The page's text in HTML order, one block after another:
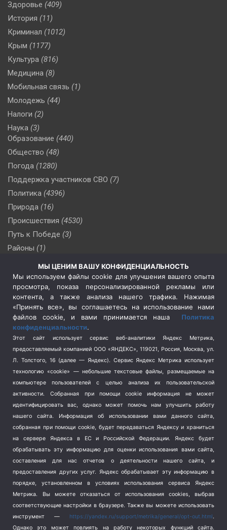
Здоровье (409)
История (11)
Криминал (1012)
Крым (1177)
Культура (816)
Медицина (8)
Мобильная связь (1)
Молодежь (44)
Налоги (2)
Наука (3)
Образование (440)
Общество (48)
Погода (1280)
Поддержка участников СВО (7)
Политика (4396)
Природа (16)
Происшествия (4530)
Путь к Победе (3)
Районы (1)
(510)
Сельское хозяйство (3)
Социальная политика
(3)
Спецоперация в Украине
Спецоперация на Украине
(404)
Спорт (740)
Терроризм (1)
Транспорт (262)
Туризм (178)
Школа и спорт (2)
Экология (8)
Экономика (1172)
МЫ ЦЕНИМ ВАШУ КОНФИДЕНЦИАЛЬНОСТЬ
Мы используем файлы cookie для улучшения вашего опыта
просмотра, показа персонализированной рекламы или
контента, а также анализа нашего трафика. Нажимая
«Принять все», вы соглашаетесь на использование нами
файлов cookie, и вами принимается наша Политика
конфиденциальности.
Этот сайт использует сервис веб-аналитики Яндекс Метрика,
предоставляемый компанией ООО «ЯНДЕКС», 119021, Россия, Москва, ул.
Л. Толстого, 16 (далее — Яндекс). Сервис Яндекс Метрика использует
технологию «cookie» — небольшие текстовые файлы, размещаемые на
компьютере пользователей с целью анализа их пользовательской
активности.
Собранная при помощи cookie информация не может
идентифицировать вас, однако может помочь нам улучшить работу
нашего сайта. Информация об использовании вами данного сайта,
собранная при помощи cookie, будет передаваться Яндексу и храниться
на сервере Яндекса в ЕС и Российской Федерации. Яндекс будет
обрабатывать эту информацию для оценки использования вами сайта,
составления для нас отчетов о деятельности нашего сайта, и
предоставления других услуг. Яндекс обрабатывает эту информацию в
порядке, установленном в условиях использования сервиса Яндекс
Метрика.
Вы можете отказаться от использования cookies, выбрав
соответствующие настройки в браузере. Также вы можете использовать
инструмент — https://yandex.ru/support/metrika/general/opt-out.html.
Однако это может повлиять на работу некоторых функций сайта.